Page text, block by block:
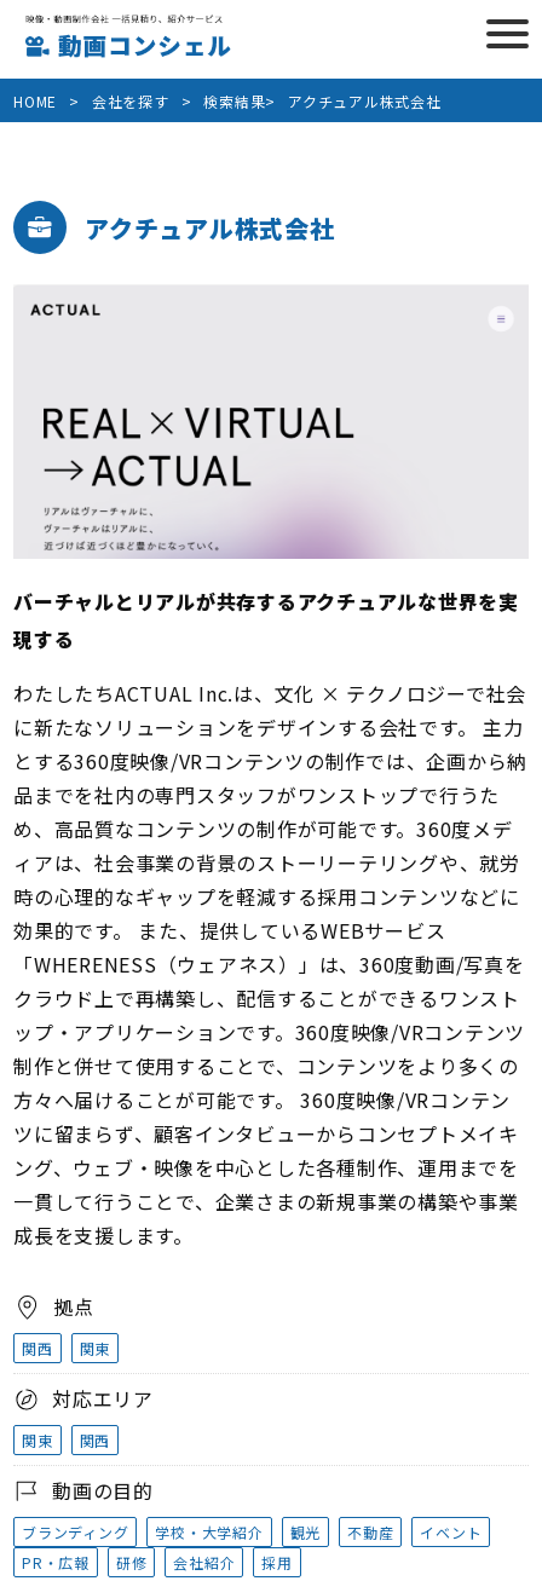
HOME > 会社を探す > 検索結果> アクチュアル株式会社
アクチュアル株式会社
バーチャルとリアルが共存するアクチュアルな世界を実
現する
わたしたちACTUAL Inc.は、文化 × テクノロジーで社会
に新たなソリューションをデザインする会社です。 主力
とする360度映像/VRコンテンツの制作では、企画から納
品までを社内の専門スタッフがワンストップで行うた
め、高品質なコンテンツの制作が可能です。360度メデ
ィアは、社会事業の背景のストーリーテリングや、就労
時の心理的なギャップを軽減する採用コンテンツなどに
効果的です。 また、提供しているWEBサービス
「WHERENESS（ウェアネス）」は、360度動画/写真を
クラウド上で再構築し、配信することができるワンスト
ップ・アプリケーションです。360度映像/VRコンテンツ
制作と併せて使用することで、コンテンツをより多くの
方々へ届けることが可能です。 360度映像/VRコンテン
ツに留まらず、顧客インタビューからコンセプトメイキ
ング、ウェブ・映像を中心とした各種制作、運用までを
一貫して行うことで、企業さまの新規事業の構築や事業
成長を支援します。
拠点
関西 関東
対応エリア
関東 関西
動画の目的
ブランディング 学校・大学紹介 観光 不動産
イベント
PR・広報
研修 会社紹介 採用